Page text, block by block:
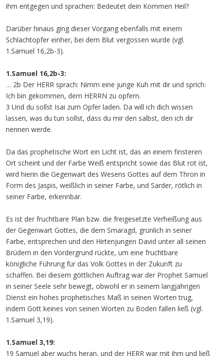
ihm entgegen und sprachen: Bedeutet dein Kommen Heil?
Darüber hinaus ging dieser Vorgang ebenfalls mit einem
Schlachtopfer einher, bei dem Blut vergossen wurde (vgl.
1.Samuel 16,2b-3).
1.Samuel 16,2b-3:
… 2b Der HERR sprach: Nimm eine junge Kuh mit dir und sprich:
Ich bin gekommen, dem HERRN zu opfern.
3 Und du sollst Isai zum Opfer laden. Da will ich dich wissen
lassen, was du tun sollst, dass du mir den salbst, den ich dir
nennen werde.
Da das prophetische Wort ein Licht ist, das an einem finsteren
Ort scheint und der Farbe Weiß entspricht sowie das Blut rot ist,
wird hierin die Gegenwart des Wesens Gottes auf dem Thron in
Form des Jaspis, weißlich in seiner Farbe, und Sarder, rötlich in
seiner Farbe, erkennbar.
Es ist der fruchtbare Plan bzw. die freigesetzte Verheißung aus
der Gegenwart Gottes, die dem Smaragd, grünlich in seiner
Farbe, entsprechen und den Hirtenjungen David unter all seinen
Brüdern in den Vordergrund rückte, um eine fruchtbare
königliche Führung für das Volk Gottes in der Zukunft zu
schaffen. Bei diesem göttlichen Auftrag war der Prophet Samuel
in seiner Seele sehr bewegt, obwohl er in seinem langjährigen
Dienst ein hohes prophetisches Maß in seinen Worten trug,
indem Gott keines von seinen Worten zu Boden fallen ließ (vgl.
1.Samuel 3,19).
1.Samuel 3,19:
19 Samuel aber wuchs heran, und der HERR war mit ihm und ließ